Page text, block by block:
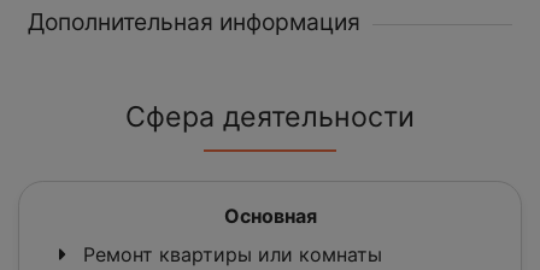
Дополнительная информация
Сфера деятельности
Основная
Ремонт квартиры или комнаты